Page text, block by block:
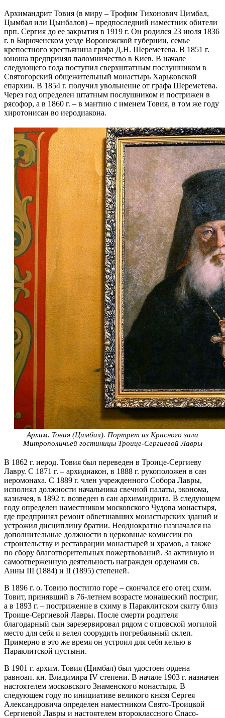
Архимандрит Товия (в миру – Трофим Тихонович Цимбал,
Цымбал или Цынбалов) – предпоследний наместник обители
прп. Сергия до ее закрытия в 1919 г. Он родился 23 июля 1836
г. в Бирюченском уезде Воронежской губернии, семье
крепостного крестьянина графа Д.Н. Шереметева. В 1851 г.
юноша предпринял паломничество в Киев. В начале
следующего года поступил сверхштатным послушником в
Святогорский общежительный монастырь Харьковской
епархии. В 1854 г. получил увольнение от графа Шереметева.
Через год определен штатным послушником и пострижен в
рясофор, а в 1860 г. – в мантию с именем Товия, в том же году
хиротонисан во иеродиакона.
Архим. Товия (Цимбал). Портрет из Красного зала
Митрополичьей гостиницы Троице-Сергиевой Лавры
В 1862 г. иерод. Товия был переведен в Троице-Сергиеву
Лавру. С 1871 г. – архидиакон, в 1888 г. рукоположен в сан
иеромонаха. С 1889 г. член учрежденного Собора Лавры,
исполнял должности начальника свечной палаты, эконома,
казначея, в 1892 г. возведен в сан архимандрита. В следующем
году определен наместником московского Чудова монастыря,
где предпринял ремонт обветшавших монастырских зданий и
устрожил дисциплину братии. Неоднократно назначался на
дополнительные должности в церковные комиссии по
строительству и реставрации монастырей и храмов, а также
по сбору благотворительных пожертвований. За активную и
самоотверженную деятельность награжден орденами св.
Анны III (1884) и II (1895) степеней.
В 1896 г. о. Товию постигло горе – скончался его отец схим.
Товит, принявший в 76-летнем возрасте монашеский постриг,
а в 1893 г. – пострижение в схиму в Параклитском скиту близ
Троице-Сергиевой Лавры. После смерти родителя
благодарный сын зарезервировал рядом с отцовской могилой
место для себя и велел соорудить погребальный склеп.
Примерно в это же время он устроил для себя келью в
Параклитской пустыни.
В 1901 г. архим. Товия (Цимбал) был удостоен ордена
равноап. кн. Владимира IV степени. В начале 1903 г. назначен
настоятелем московского Знаменского монастыря. В
следующем году по инициативе великого князя Сергея
Александровича определен наместником Свято-Троицкой
Сергиевой Лавры и настоятелем второклассного Спасо-